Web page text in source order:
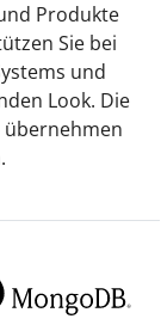
Produkte
Sie bei
und
Look. Die